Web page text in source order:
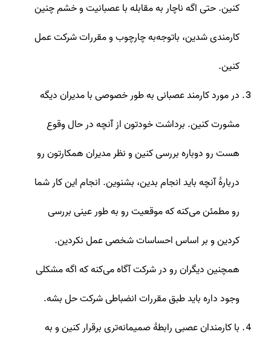
کنین. حتی اگه ناچار به مقابله با عصبانیت و خشم چنین
کارمندی شدین، باتوجه‌به چارچوب و مقررات شرکت عمل
کنین.
در مورد کارمند عصبانی به طور خصوصی با مدیران دیگه
مشورت کنین. برداشت خودتون از آنچه در حال وقوع
هست رو دوباره بررسی کنین و نظر مدیران همکارتون رو
دربارۀ آنچه باید انجام بدین، بشنوین. انجام این کار شما
رو مطمئن می‌کنه که موقعیت رو به طور عینی بررسی
کردین و بر اساس احساسات شخصی عمل نکردین.
همچنین دیگران رو در شرکت آگاه می‌کنه که اگه مشکلی
وجود داره باید طبق مقررات انضباطی شرکت حل بشه.
با کارمندان عصبی رابطۀ صمیمانه‌تری برقرار کنین و به